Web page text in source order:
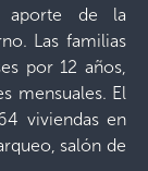
aporte de la
Las familias
por 12 años,
mensuales. El
viviendas en
salón de